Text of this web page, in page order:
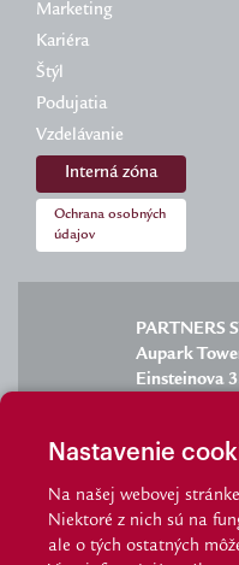
Nastavenie
Na našej webovej
Niektoré z nich sú na
ale o tých ostatných
Marketing
Kariéra
Štýl
Podujatia
Vzdelávanie
Interná zóna
Ochrana osobných
údajov
PARTNERS
Aupark
Einsteinova